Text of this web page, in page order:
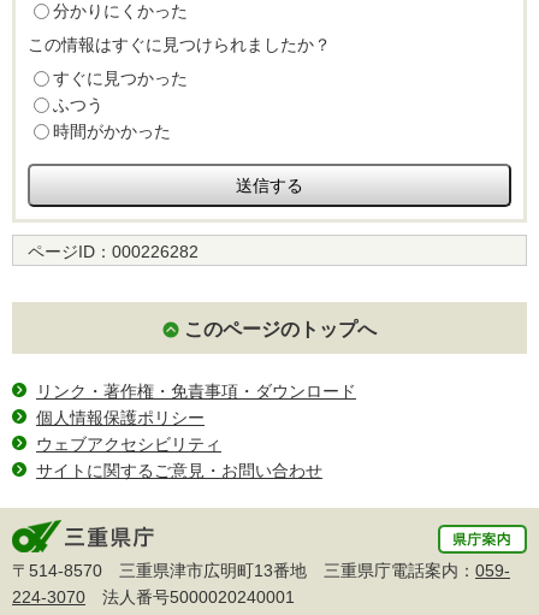
分かりにくかった
この情報はすぐに見つけられましたか？
すぐに見つかった
ふつう
時間がかかった
ページID： 000226282
このページのトップへ
リンク・著作権・免責事項・ダウンロード
個人情報保護ポリシー
ウェブアクセシビリティ
サイトに関するご意見・お問い合わせ
〒514-8570 三重県津市広明町13番地 三重県庁電話案内： 059-
224-3070 法人番号5000020240001